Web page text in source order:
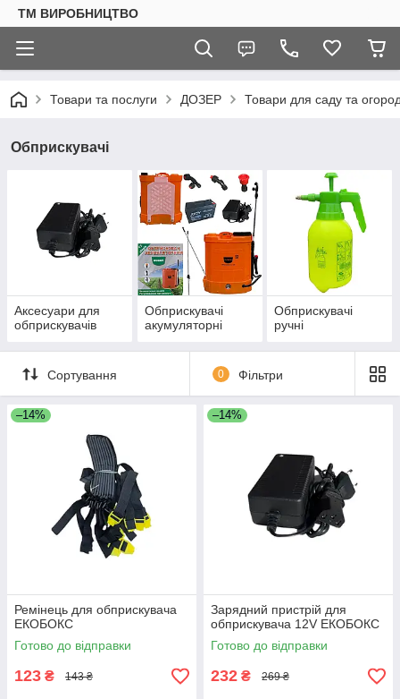
ТМ ВИРОБНИЦТВО
Товари та послуги ДОЗЕР Товари для саду та
Обприскувачі
Аксесуари для
обприскувачів
Обприскувачі
акумуляторні
Обприскувачі
ручні
Сортування 0 Фільтри
–14%
Ремінець для обприскувача
ЕКОБОКС
Готово до відправки
123 ₴ 143 ₴
–14%
Зарядний пристрій для
обприскувача 12V ЕКОБОКС
Готово до відправки
232 ₴ 269 ₴